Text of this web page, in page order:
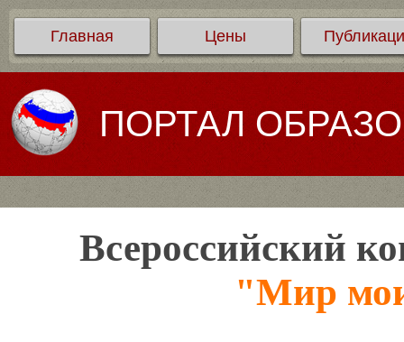
Главная Цены
ПОРТАЛ
Всероссийский
"Мир